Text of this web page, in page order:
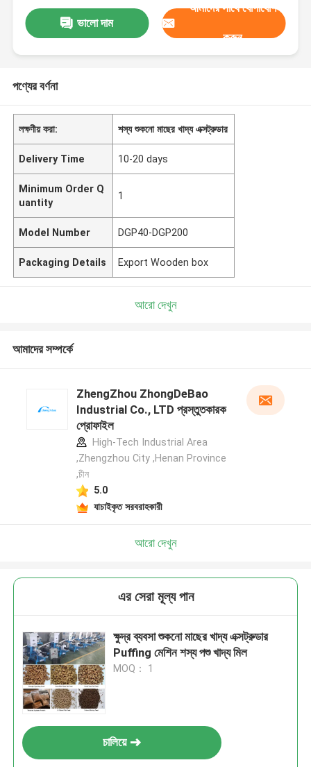
ভালো দাম
আমাদের সাথে যোগাযোগ
করুন
পণ্যের বর্ণনা
লক্ষণীয় করা: শস্য শুকনো মাছের খাদ্য এক্সট্রুডার
Delivery Time 10-20 days
Minimum Order Q
uantity
1
Model Number DGP40-DGP200
Packaging Details Export Wooden box
আরো দেখুন
আমাদের সম্পর্কে
ZhengZhou ZhongDeBao
Industrial Co., LTD প্রস্তুতকারক
প্রোফাইল
High-Tech Industrial Area
,Zhengzhou City ,Henan Province
,চীন
5.0
যাচাইকৃত সরবরাহকারী
আরো দেখুন
এর সেরা মূল্য পান
ক্ষুদ্র ব্যবসা শুকনো মাছের খাদ্য এক্সট্রুডার
Puffing মেশিন শস্য পশু খাদ্য মিল
MOQ： 1
চালিয়ে